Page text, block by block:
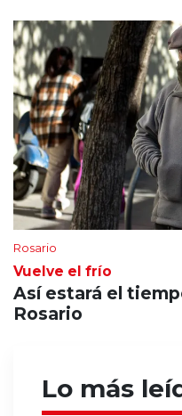
Rosario
Vuelve el frío
Así estará el
Rosario
Lo más